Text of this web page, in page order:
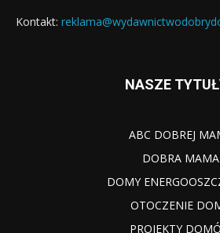
Kontakt:
NASZE
ABC DOBREJ
DOBRA MAMA
DOMY
OTOCZENIE
PROJEKTY